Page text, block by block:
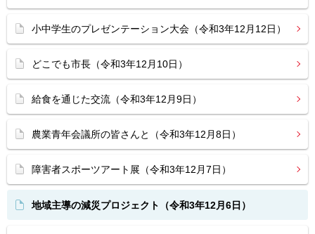
小中学生のプレゼンテーション大会（令和3年12月12日）
どこでも市長（令和3年12月10日）
給食を通じた交流（令和3年12月9日）
農業青年会議所の皆さんと（令和3年12月8日）
障害者スポーツアート展（令和3年12月7日）
地域主導の減災プロジェクト（令和3年12月6日）